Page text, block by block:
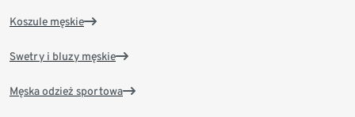
Koszule męskie
Swetry i bluzy męskie
Męska odzież sportowa